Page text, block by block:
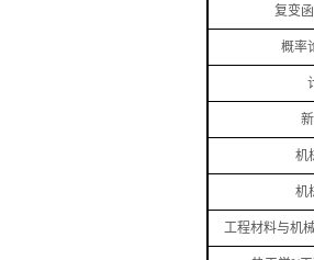
复变
概率
机
机
工程材料与机